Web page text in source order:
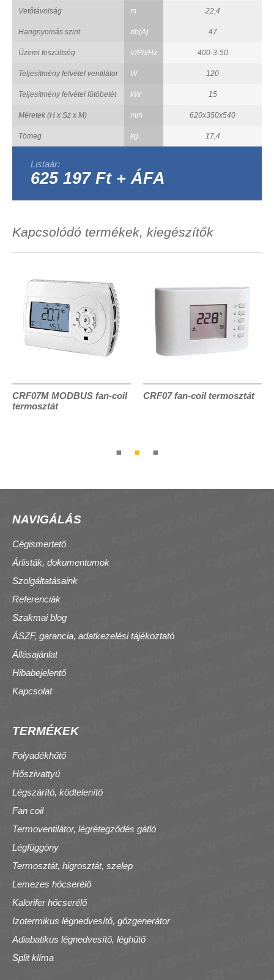
Vetőtávolság m 22,4
Hangnyomás szint db(A) 47
Üzemi feszültség V/Ph/Hz 400-3-50
Teljesítmény felvétel ventilátor W 120
Teljesítmény felvétel fűtőbetét kW 15
Méretek (H x Sz x M) mm 620x350x540
Tömeg kg 17,4
Listaár:
625 197 Ft + ÁFA
Kapcsolódó termékek, kiegészítők
CRF07M MODBUS fan-coil
termosztát
CRF07 fan-coil termosztát
NAVIGÁLÁS
Cégismertető
Árlisták, dokumentumok
Szolgáltatásaink
Referenciák
Szakmai blog
ÁSZF, garancia, adatkezelési tájékoztató
Állásajánlat
Hibabejelentő
Kapcsolat
TERMÉKEK
Folyadékhűtő
Hőszivattyú
Légszárító, ködtelenítő
Fan coil
Termoventilátor, légrétegződés gátló
Légfüggöny
Termosztát, higrosztát, szelep
Lemezes hőcserélő
Kalorifer hőcserélő
Izotermikus légnedvesítő, gőzgenerátor
Adiabatikus légnedvesítő, léghűtő
Split klíma